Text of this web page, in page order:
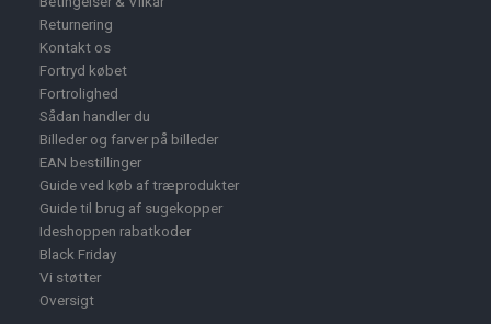
Returnering
Kontakt os
Fortryd købet
Fortrolighed
Sådan handler du
Billeder og farver på billeder
EAN bestillinger
Guide ved køb af træprodukter
Guide til brug af sugekopper
Ideshoppen rabatkoder
Black Friday
Vi støtter
Oversigt